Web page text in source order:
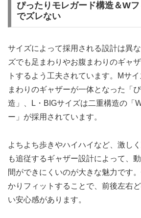
ぴったりモレガード構造＆W
でズレない
サイズによって採用される設計は異
ズでも足まわりやお腹まわりのギャ
トするよう工夫されています。Mサ
まわりのギャザーが一体となった「
造」、L・BIGサイズは二重構造の「
ー」が採用されています。
よちよち歩きやハイハイなど、激し
も追従するギャザー設計によって、
間ができにくいのが大きな魅力です
かりフィットすることで、前後左右
い安心感があります。